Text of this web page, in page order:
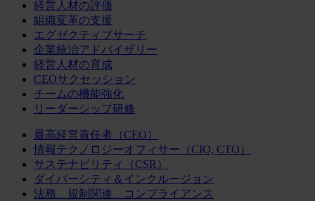
経営人材の評価
組織変革の支援
エグゼクティブサーチ
企業統治アドバイザリー
経営人材の育成
CEOサクセッション
チームの機能強化
リーダーシップ研修
最高経営責任者（CEO）
情報テクノロジーオフィサー（CIO, CTO）
サステナビリティ（CSR）
ダイバーシティ＆インクルージョン
法務、規制関連、コンプライアンス